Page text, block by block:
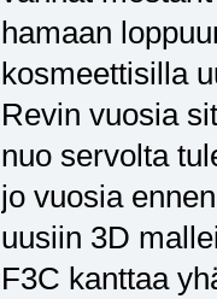
hamaan
kosmeettisilla
Revin vuosia
nuo servolta
jo vuosia
uusiin 3D
F3C kanttaa